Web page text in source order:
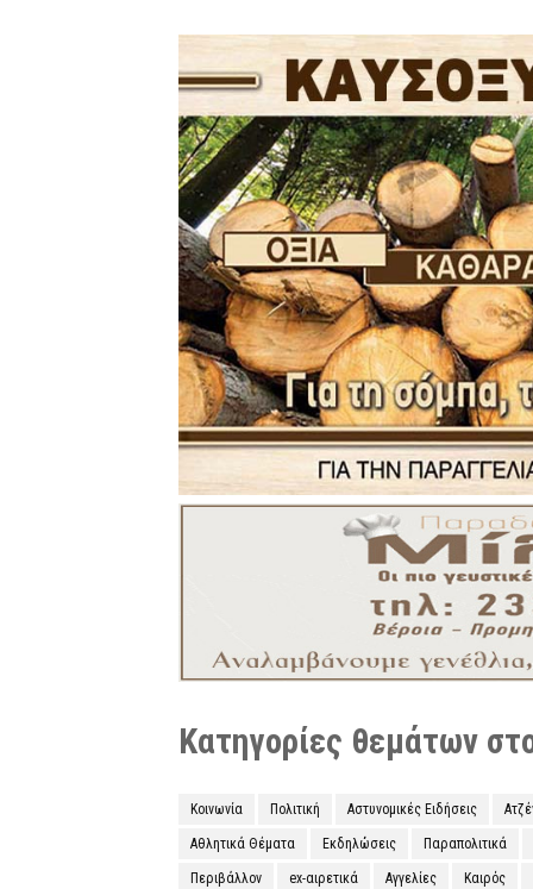
Κατηγορίες θεμάτων
Κοινωνία Πολιτική Αστυνομικές Ειδήσεις
Αθλητικά Θέματα Εκδηλώσεις Παραπολιτικά
Περιβάλλον ex-αιρετικά Αγγελίες Καιρός